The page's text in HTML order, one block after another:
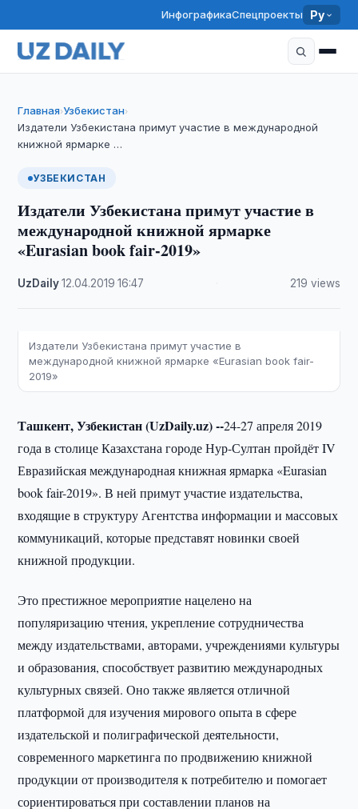
ИнфографикаСпецпроекты Ру
Главная›Узбекистан›
Издатели Узбекистана примут участие в международной
книжной ярмарке …
УЗБЕКИСТАН
Издатели Узбекистана примут участие в
международной книжной ярмарке
«Eurasian book fair-2019»
UzDaily·12.04.2019 ·16:47 219 views
Издатели Узбекистана примут участие в
международной книжной ярмарке «Eurasian book fair-
2019»
Ташкент, Узбекистан (UzDaily.uz) --24-27 апреля 2019
года в столице Казахстана городе Нур-Султан пройдёт IV
Евразийская международная книжная ярмарка «Eurasian
book fair-2019». В ней примут участие издательства,
входящие в структуру Агентства информации и массовых
коммуникаций, которые представят новинки своей
книжной продукции.
Это престижное мероприятие нацелено на
популяризацию чтения, укрепление сотрудничества
между издательствами, авторами, учреждениями культуры
и образования, способствует развитию международных
культурных связей. Оно также является отличной
платформой для изучения мирового опыта в сфере
издательской и полиграфической деятельности,
современного маркетинга по продвижению книжной
продукции от производителя к потребителю и помогает
сориентироваться при составлении планов на